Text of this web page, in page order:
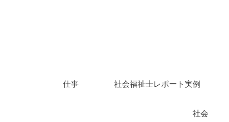
仕事 社会福祉士レポート実例
社会